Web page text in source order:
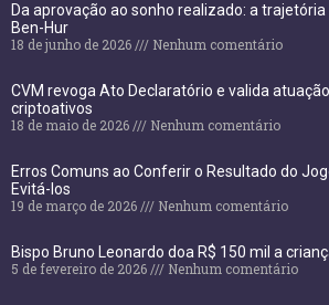
Da aprovação ao sonho realizado: a trajetória
Ben-Hur
18 de junho de 2026
Nenhum comentário
CVM revoga Ato Declaratório e valida
criptoativos
18 de maio de 2026
Nenhum comentário
Erros Comuns ao Conferir o Resultado do
Evitá-los
19 de março de 2026
Nenhum comentário
Bispo Bruno Leonardo doa R$ 150 mil a
5 de fevereiro de 2026
Nenhum comentário